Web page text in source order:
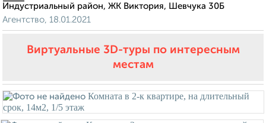
Индустриальный район, ЖК Виктория, Шевчука 30Б
Агентство, 18.01.2021
Виртуальные 3D-туры по интересным
местам